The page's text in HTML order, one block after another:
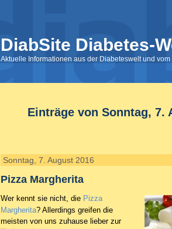
DiabSite Diabetes-
Aktuelle Informationen aus der Diabeteswelt und
Einträge von Sonntag, 7.
Sonntag, 7. August 2016
Pizza Margherita
Wer kennt sie nicht, die Pizza
Margherita? Allerdings greifen die
meisten von uns zuhause lieber zur